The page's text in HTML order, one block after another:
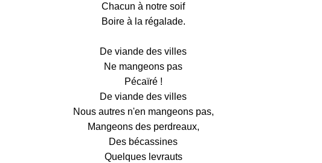
Chacun à notre soif
Boire à la régalade.
De viande des villes
Ne mangeons pas
Pécaïré !
De viande des villes
Nous autres n'en mangeons pas,
Mangeons des perdreaux,
Des bécassines
Quelques levrauts